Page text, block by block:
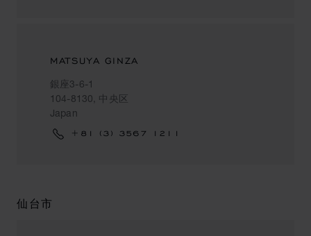
MATSUYA GINZA
銀座3-6-1
104-8130, 中央区
Japan
+81 (3) 3567 1211
仙台市